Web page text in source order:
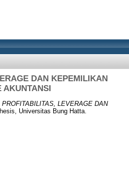
DAN KEPEMILIKAN
AKUNTANSI
LEVERAGE DAN
Universitas Bung Hatta.